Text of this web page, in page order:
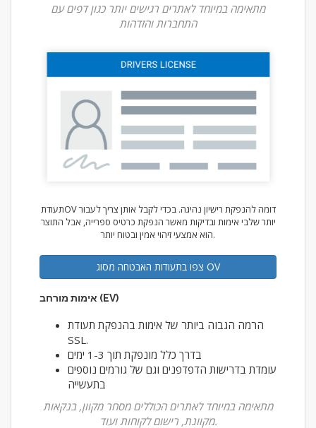
מתאימה במיוחד לאתרים רגישים יותר כגון דפים עם
התחברות והזדהות
תעודתOV דומה להנפקת רישיון נהיגה. בכדי לקבל אותן צריך לעבור
יותר שלבי אימות ובדיקות מאשר הנפקת כרטיס ספרייה, אבל התוצר
הוא אמצעי זיהוי אמין ובטוח יותר.
צפו בתעודות האבטחה מסוג OV
אימות מורחב (EV)
הרמה הגבוה ביותר של אימות בהנפקת תעודת
SSL.
בדרך כלל מונפקת תוך 1-3 ימים
עומדת בדרישות הדפדפנים וגם של גורמים נוספים
בתעשייה
מתאימה במיוחד לאתרים הכוללים מסחר מקוון, בנקאות
מקוונת, רישום לקוחות ועוד.